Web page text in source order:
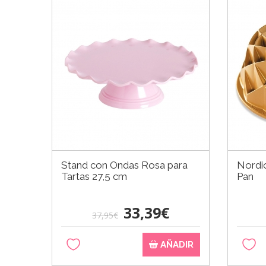
Stand con Ondas Rosa para
Tartas 27,5 cm
37,95€ 33,39€
AÑADIR
Pan